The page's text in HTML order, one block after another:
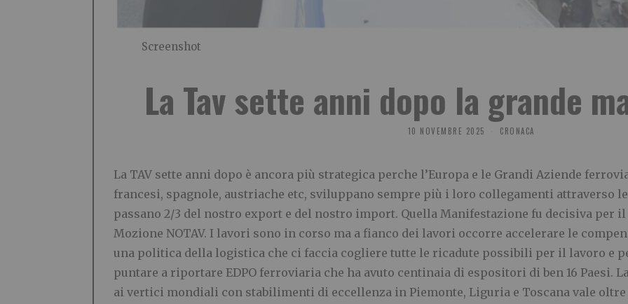
Screenshot
La Tav sette anni dopo la grande
10 NOVEMBRE 2025 CRONACA
La TAV sette anni dopo è ancora più strategica perche l’Europa e le Grandi Aziende
francesi, spagnole, austriache etc, sviluppano sempre più i loro collegamenti attraverso
passano 2/3 del nostro export e del nostro import. Quella Manifestazione fu decisiva per il
Mozione NOTAV. I lavori sono in corso ma a fianco dei lavori occorre accelerare le
una politica della logistica che ci faccia cogliere tutte le ricadute possibili per il lavoro e
puntare a riportare EDPO ferroviaria che ha avuto centinaia di espositori di ben 16 Paesi.
ai vertici mondiali con stabilimenti di eccellenza in Piemonte, Liguria e Toscana vale oltre